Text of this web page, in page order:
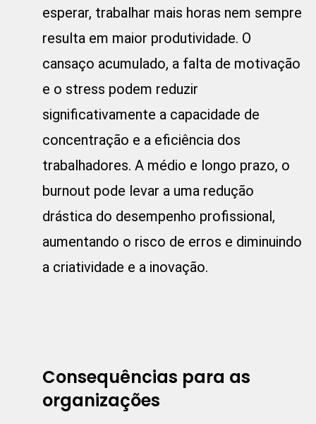
esperar, trabalhar mais horas nem sempre
resulta em maior produtividade. O
cansaço acumulado, a falta de motivação
e o stress podem reduzir
significativamente a capacidade de
concentração e a eficiência dos
trabalhadores. A médio e longo prazo, o
burnout pode levar a uma redução
drástica do desempenho profissional,
aumentando o risco de erros e diminuindo
a criatividade e a inovação.
Consequências para as
organizações